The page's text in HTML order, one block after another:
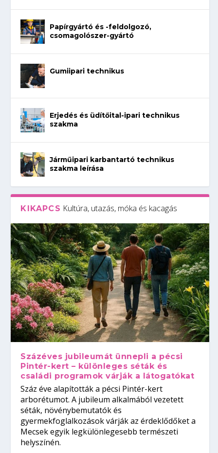
Papírgyártó és -feldolgozó,
csomagolószer-gyártó
Gumiipari technikus
Erjedés és üdítőital-ipari technikus
szakma
Járműipari karbantartó technikus
szakma leírása
KIKAPCS Kultúra, utazás, móka és kacagás
Százéves jubileumát ünnepli a pécsi
Pintér-kert – különleges séták és
családi programok várják a látogatókat
Száz éve alapították a pécsi Pintér-kert
arborétumot. A jubileum alkalmából vezetett
séták, növénybemutatók és
gyermekfoglalkozások várják az érdeklődőket a
Mecsek egyik legkülönlegesebb természeti
helyszínén.